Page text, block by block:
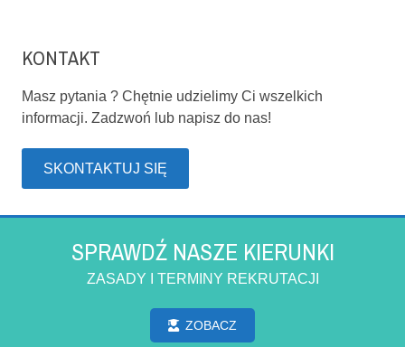
KONTAKT
Masz pytania ? Chętnie udzielimy Ci wszelkich
informacji. Zadzwoń lub napisz do nas!
SKONTAKTUJ SIĘ
SPRAWDŹ NASZE KIERUNKI
ZASADY I TERMINY REKRUTACJI
ZOBACZ